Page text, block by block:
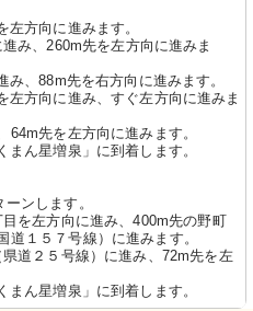
左方向に進みます。
み、260m先を左方向に進みま
み、88m先を右方向に進みます。
左方向に進み、すぐ左方向に進みま
64m先を左方向に進みます。
まん星増泉」に到着します。
ンします。
を左方向に進み、400m先の野町
道１５７号線）に進みます。
道２５号線）に進み、72m先を左
まん星増泉」に到着します。